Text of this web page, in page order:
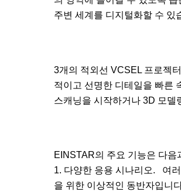
주변 세계를 디지털화할 수 있
3개의 적외선 VCSEL 프로젝
적이고 선명한 디테일을 빠른
스캐닝을 시작하거나 3D 모델
EINSTAR의 주요 기능은 다음
1. 다양한 응용 시나리오. 여
을 위한 이상적인 동반자입니